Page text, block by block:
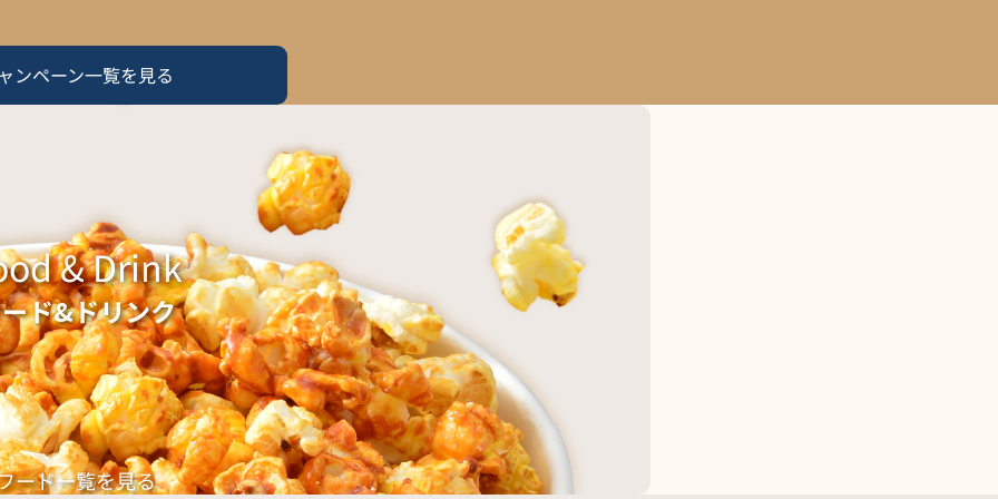
ンペーン一覧を見る
& Drink
ド&ドリンク
ード一覧を見る